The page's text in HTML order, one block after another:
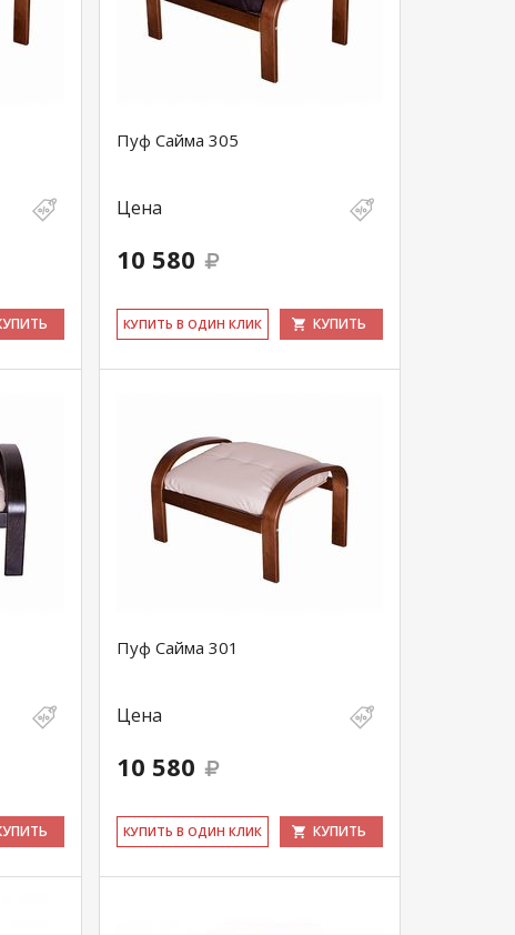
Пуф Сайма 305
Цена
10 580
КУ­ПИТЬ В ОДИН КЛИК КУПИТЬ
Пуф Сайма 301
Цена
10 580
КУ­ПИТЬ В ОДИН КЛИК КУПИТЬ